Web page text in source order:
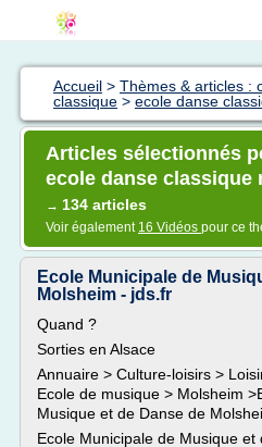
Accueil > Thèmes & articles :
classique > ecole danse
Articles sélectionnés
ecole danse classique
→ 134 articles
Voir également 16 Vidéos pour ce
Ecole Municipale de
Molsheim - jds.fr
Quand ?
Sorties en Alsace
Annuaire > Culture-loisirs >
Ecole de musique > Molsheim
Musique et de Danse de
Ecole Municipale de Musique